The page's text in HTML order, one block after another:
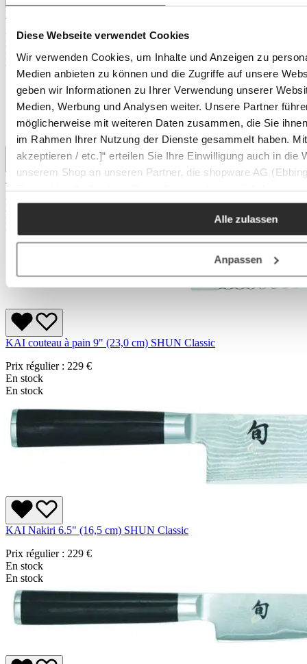
Diese Webseite verwendet Cookies
Wir verwenden Cookies, um Inhalte und Anzeigen zu
Medien anbieten zu können und die Zugriffe auf unsere
geben wir Informationen zu Ihrer Verwendung unserer
Medien, Werbung und Analysen weiter. Unsere Partner
möglicherweise mit weiteren Daten zusammen, die Sie
im Rahmen Ihrer Nutzung der Dienste gesammelt haben.
akzeptieren / etc.]“ erteilen Sie Ihre Einwilligung auch in die
unserem Shop an unseren Partner, die shopware AG
Zwecken (z.B. Produktverbesserungen,
Alle zulassen
Anpassen
KAI Santoku 7.0" (18,0 cm) SHUN Classic
Prix régulier :215 €
En stock
En stock
KAI couteau universel 4" (10,0 cm) SHUN Classic
Prix régulier :125 €
En stock
En stock
KAI couteau à pain 9" (23,0 cm) SHUN Classic
Prix régulier : 229 €
En stock
En stock
KAI Nakiri 6.5" (16,5 cm) SHUN Classic
Prix régulier : 229 €
En stock
En stock